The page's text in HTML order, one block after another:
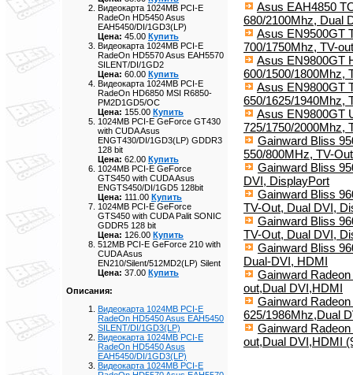
Видеокарта 1024MB PCI-E
RadeOn HD5450 Asus
EAH5450/DI/1GD3(LP)
Цена: 45.00 Купить
Видеокарта 1024MB PCI-E
RadeOn HD5570 Asus EAH5570
SILENT/DI/1GD2
Цена: 60.00 Купить
Видеокарта 1024MB PCI-E
RadeOn HD6850 MSI R6850-
PM2D1GD5/OC
Цена: 155.00 Купить
1024MB PCI-E GeForce GT430
with CUDA Asus
ENGT430/DI/1GD3(LP) GDDR3
128 bit
Цена: 62.00 Купить
1024MB PCI-E GeForce
GTS450 with CUDA Asus
ENGTS450/DI/1GD5 128bit
Цена: 111.00 Купить
1024MB PCI-E GeForce
GTS450 with CUDA Palit SONIC
GDDR5 128 bit
Цена: 126.00 Купить
512MB PCI-E GeForce 210 with
CUDA Asus
EN210/Silent/512MD2(LP) Silent
Цена: 37.00 Купить
Описания:
Видеокарта 1024MB PCI-E
RadeOn HD5450 Asus EAH5450
SILENT/DI/1GD3(LP)
Видеокарта 1024MB PCI-E
RadeOn HD5450 Asus
EAH5450/DI/1GD3(LP)
Видеокарта 1024MB PCI-E
Asus EAH4850
680/2100Mhz, Dual
Asus EN9500GT
700/1750Mhz, TV-
Asus EN9800GT
600/1500/1800Mhz,
Asus EN9800GT
650/1625/1940Mhz,
Asus EN9800GT
725/1750/2000Mhz,
Gainward Bliss
550/800MHz, TV-
Gainward Bliss
DVI, DisplayPort
Gainward Bliss
TV-Out, Dual DVI,
Gainward Bliss
TV-Out, Dual DVI,
Gainward Bliss
Dual-DVI, HDMI
Gainward
out,Dual DVI,HDMI
Gainward
625/1986Mhz,Dual
Gainward
out,Dual DVI,HDMI